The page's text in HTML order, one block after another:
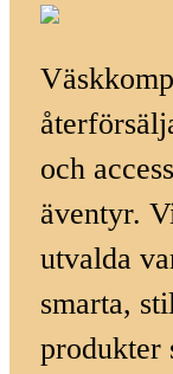
och
äventyr.
utvalda
smarta,
produkter